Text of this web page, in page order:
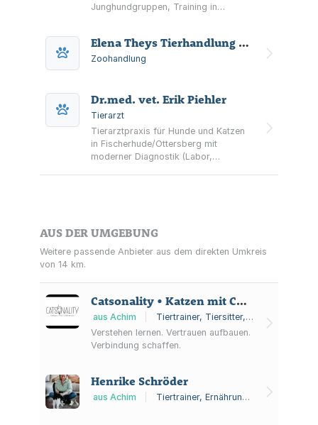
Junghundgruppen, Training in
sind u. a. Social Walks und
Mantrailing.
Elena Theys Tierhandlung Seepferdchen und Meer
Zoohandlung
Dr.med. vet. Erik Piehler
Tierarzt
Tierarztpraxis für Hunde und Katzen
in Fischerhude/Ottersberg mit
moderner Diagnostik (Labor,
AUS DER UMGEBUNG
Weitere passende Anbieter aus dem direkten Umkreis
von 14 km.
Catsonality • Katzen mit Charakter
aus Achim
Tiertrainer, Tiersitter, Katzenverhaltensberatung
Verstehen lernen. Vertrauen aufbauen.
Verbindung schaffen.
Henrike Schröder
aus Achim Tiertrainer, Ernährungsberater für Tiere, Tiersitter